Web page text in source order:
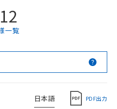
一覧
日本語 PDF出力